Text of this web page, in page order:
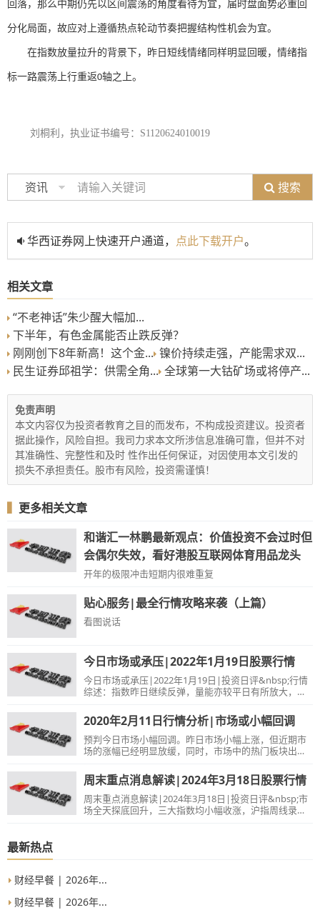
回落，那么中期仍先以区间震荡的角度看待为宜，届时盘面势必重回
分化局面，故应对上遵循热点轮动节奏把握结构性机会为宜。
在指数放量拉升的背景下，昨日短线情绪同样明显回暖，情绪指
标一路震荡上行重返0轴之上。
刘桐利，执业证书编号： S1120624010019
资讯 搜索
华西证券网上快速开户通道， 点此下载开户。
相关文章
“不老神话”朱少醒大幅加...
下半年，有色金属能否止跌反弹？
刚刚创下8年新高！这个金... 镍价持续走强，产能需求双...
民生证券邱祖学：供需全角... 全球第一大钴矿场或将停产...
免责声明
本文内容仅为投资者教育之目的而发布，不构成投资建议。投资者
据此操作，风险自担。我司力求本文所涉信息准确可靠，但并不对
其准确性、完整性和及时 性作出任何保证，对因使用本文引发的
损失不承担责任。股市有风险，投资需谨慎！
▍ 更多相关文章
和谐汇一林鹏最新观点：价值投资不会过时但
会偶尔失效，看好港股互联网体育用品龙头
开年的极限冲击短期内很难重复
贴心服务|最全行情攻略来袭（上篇）
看图说话
今日市场或承压|2022年1月19日股票行情
今日市场或承压|2022年1月19日|投资日评&nbsp;行情
综述：指数昨日继续反弹，量能亦较平日有所放大，板
融、基建等相关板块再度活跃成为资金流入的重点，元
宇宙和数字货币为代表的数字经济方向，在经过前日大
涨之后昨日开始分化，部分短期涨幅较大的个股出现回
落，指数仍呈现较为明显短期博弈特点，隔夜美股的调
整给市场情绪带来冲击，今日指数将会承压，关注大盘
近期能否放量站上3600点，如果能站上该点位，则市场
有望结束调整重回震荡上行的走势，反之市场不排除继
续震荡探底，操作上建议保持适度谨慎，继续关注低估
值蓝筹以及年报业绩预增个股的阶段性机会。&nbsp;早
2020年2月11日行情分析|市场或小幅回调
预判今日市场小幅回调。昨日市场小幅上涨，但近期市
场的涨幅已经明显放缓，同时，市场中的热门板块出现
技术上看，上证即将遭遇5日均线的压制，而在连续上涨
之后，上攻动能也已经减弱，故突破5日均线的难度较
大。创业板方面，日线级别KDJ的顶背离进一步加剧，显
示短期做多力量进一步衰竭。因此，市场或逐渐进入调
整期，今日市场整体或小幅回调，板块的分化也或更加
常的生产生活或将
周末重点消息解读|2024年3月18日股票行情
周末重点消息解读|2024年3月18日|投资日评&nbsp;市
场全天探底回升，三大指数均小幅收涨，沪指周线录得5
10%，天孚通信、中际旭创均创历史新高。机器人概念
涨停。飞行汽车概念股探底回升，万丰奥威、永悦科技
最新热点
财经早餐 | 2026年...
财经早餐 | 2026年...